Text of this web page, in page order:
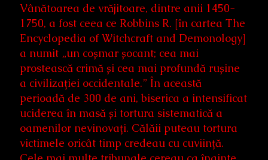
Vânătoarea de vrăjitoare, dintre anii 1450-
1750, a fost ceea ce Robbins R. [în cartea The
Encyclopedia of Witchcraft and Demonology]
a numit „un coșmar șocant; cea mai
prostească crimă și cea mai profundă rușine
a civilizației occidentale.” În această
perioadă de 300 de ani, biserica a intensificat
uciderea în masă și tortura sistematică a
oamenilor nevinovați. Călăii puteau tortura
victimele oricât timp credeau cu cuviință.